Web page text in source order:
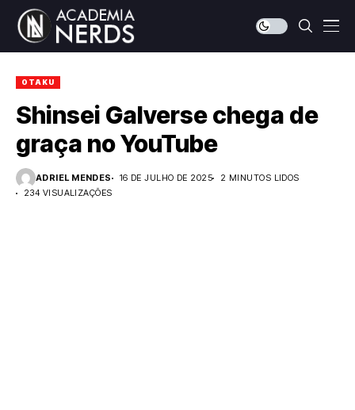
OTAKU
Shinsei Galverse chega de
graça no YouTube
ADRIEL MENDES 16 DE JULHO DE 2025
2 MINUTOS LIDOS
234 VISUALIZAÇÕES